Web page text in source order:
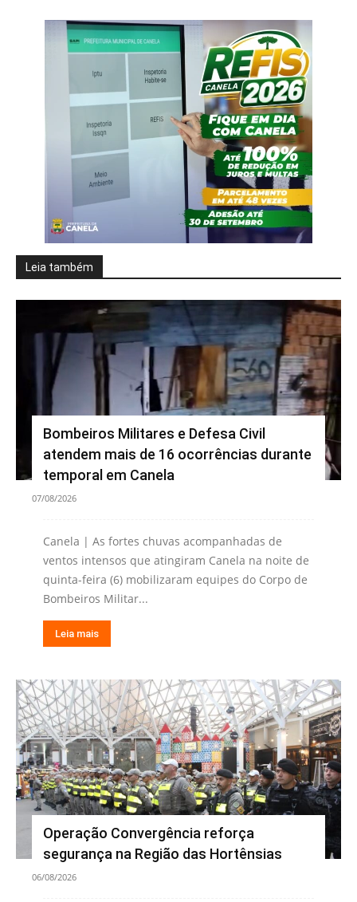
Leia também
Bombeiros Militares e Defesa Civil
atendem mais de 16 ocorrências durante
temporal em Canela
07/08/2026
Canela | As fortes chuvas acompanhadas de
ventos intensos que atingiram Canela na noite de
quinta-feira (6) mobilizaram equipes do Corpo de
Bombeiros Militar...
Leia mais
Operação Convergência reforça
segurança na Região das Hortênsias
06/08/2026